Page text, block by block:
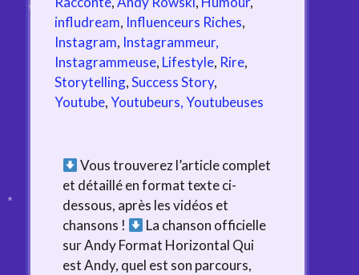
infludream, Influenceurs Riches,
Instagram, Instagrammeur,
Instagrammeuse, Lifestyle, Rire,
Storytelling,Success Story,
Youtube,Youtubeurs, Youtubeuses
Vous trouverez l’article complet
et détaillé en format texte ci-
dessous, après les vidéos et
chansons !
La chanson officielle
sur Andy Format Horizontal Qui
est Andy, quel est son parcours,